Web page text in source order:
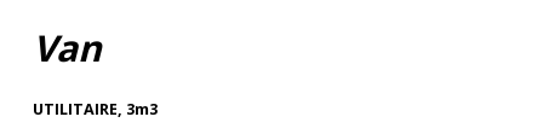
Van
UTILITAIRE, 3m3